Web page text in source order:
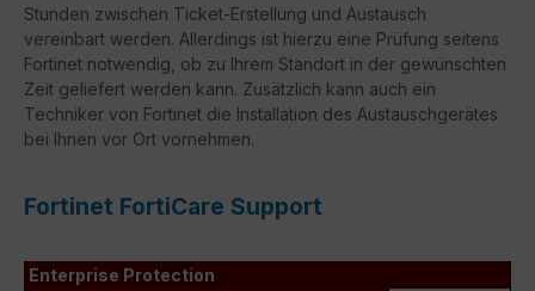
Stunden zwischen Ticket-Erstellung und Austausch
vereinbart werden. Allerdings ist hierzu eine Prüfung seitens
Fortinet notwendig, ob zu Ihrem Standort in der gewünschten
Zeit geliefert werden kann. Zusätzlich kann auch ein
Techniker von Fortinet die Installation des Austauschgerätes
bei Ihnen vor Ort vornehmen.
Fortinet FortiCare Support
Enterprise Protection